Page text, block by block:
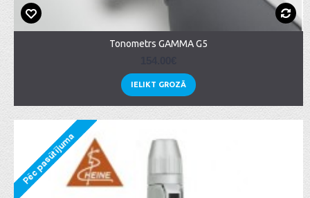
Tonometrs GAMMA G5
IELIKT GROZĀ